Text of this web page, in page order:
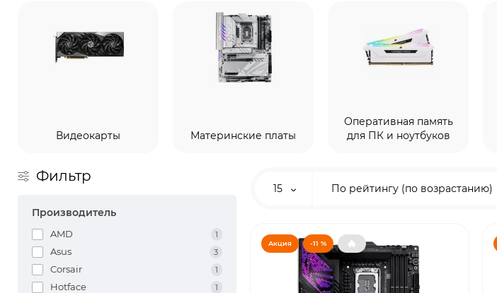
Видеокарты Материнские платы
Оперативная память
для ПК и ноутбуков
Фильтр
Производитель
AMD 1
Asus 3
Corsair 1
Hotface 1
15 По рейтингу (по возрастанию)
Акция -11 % 🔥